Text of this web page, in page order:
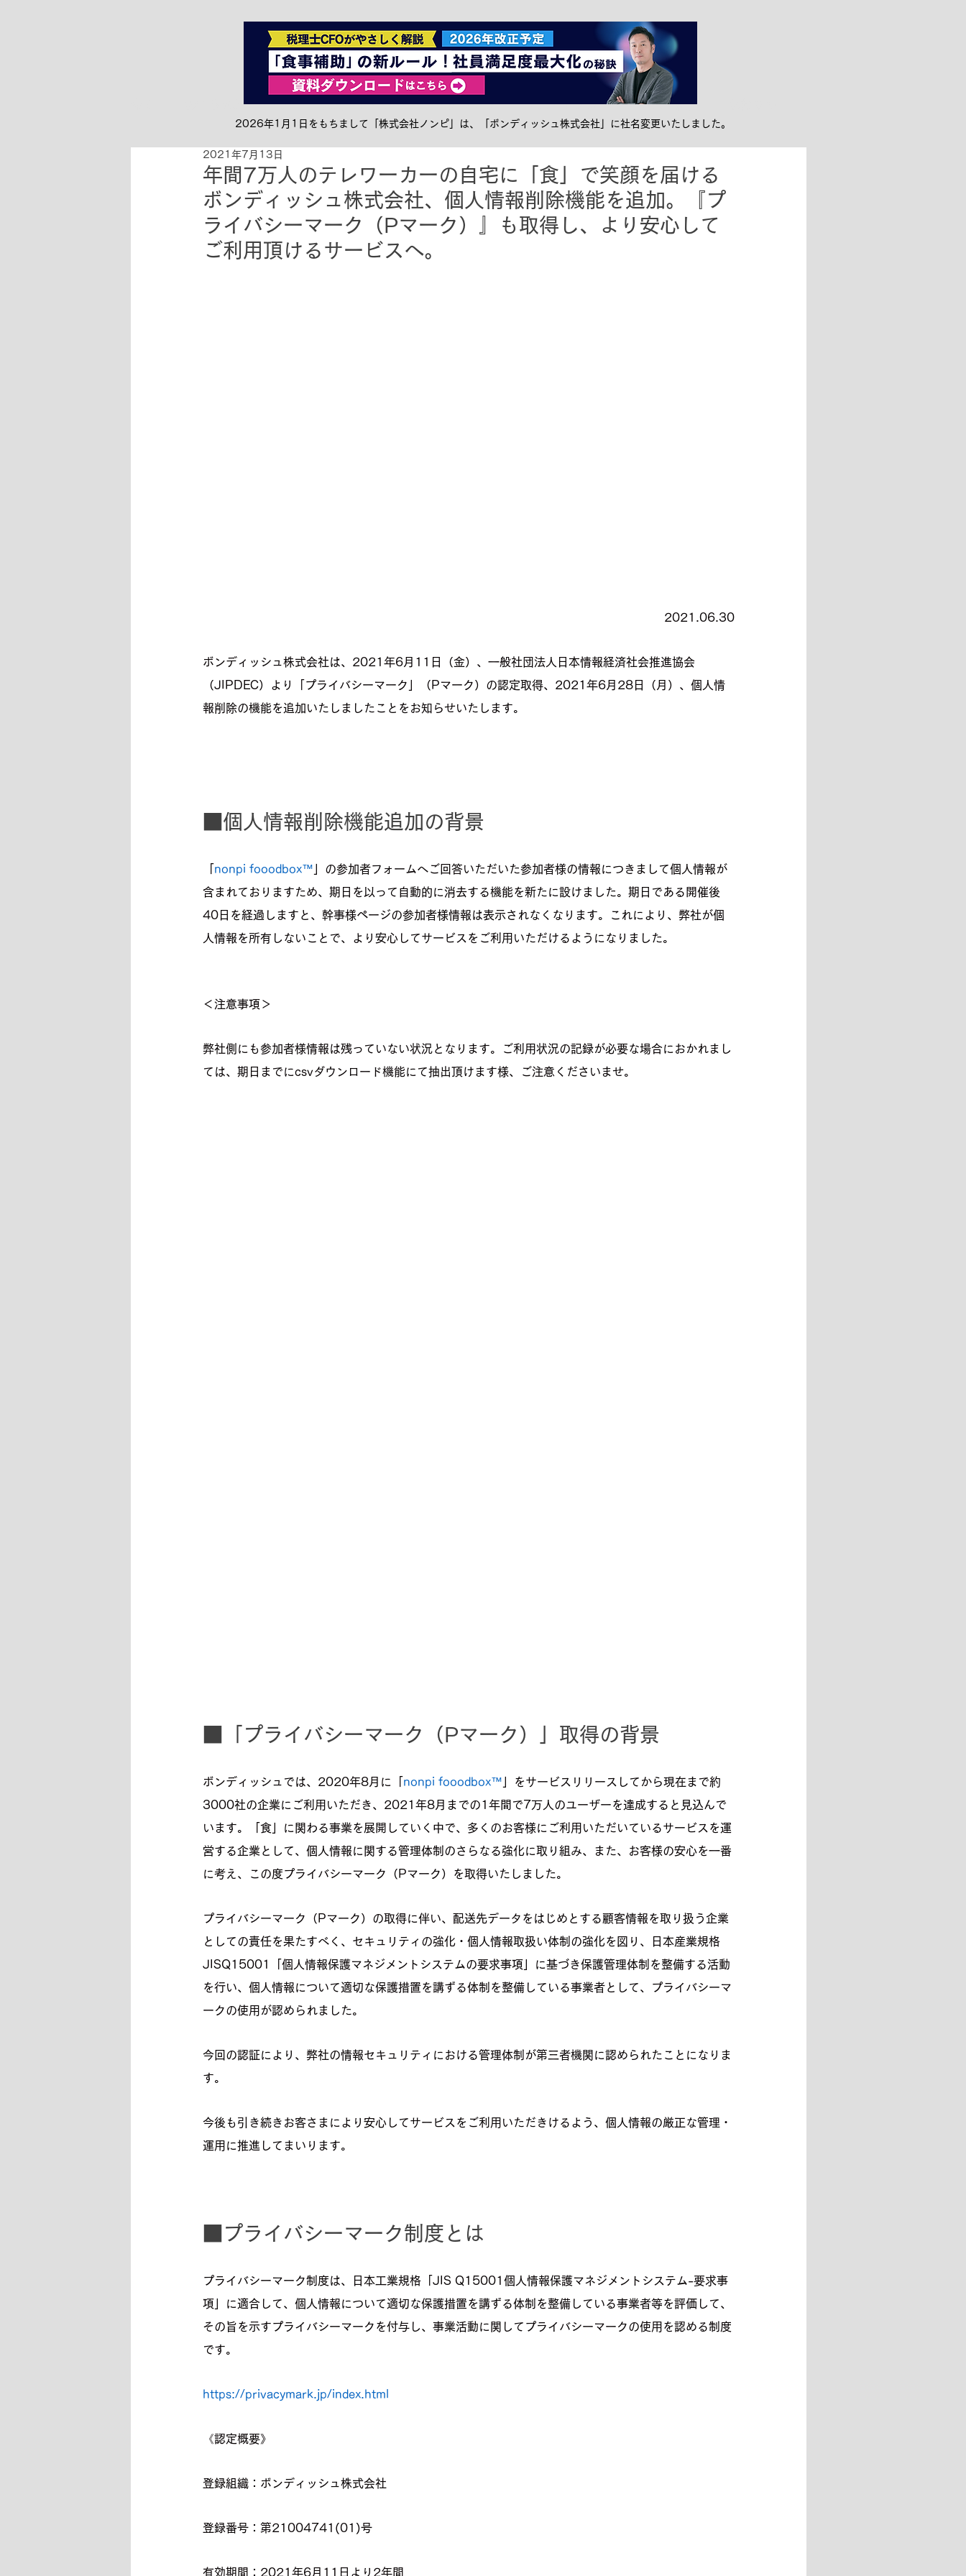
お知らせ&リリース 社食トピック ケータリング サステナブル メンバー紹介
年間7万人のテレワーカーの自宅に「食」で笑顔を届ける
ボンディッシュ株式会社、個人情報削除機能を追加。『プ
ライバシーマーク（Pマーク）』も取得し、より安心して
ご利用頂けるサービスへ。
2021年7月13日
2021.06.30
ボンディッシュ株式会社は、2021年6月11日（金）、一般社団法人日本情報経済社会推進協会
（JIPDEC）より「プライバシーマーク」（Pマーク）の認定取得、2021年6月28日（月）、個人情
報削除の機能を追加いたしましたことをお知らせいたします。
■個人情報削除機能追加の背景
nonpi fooodbox™ 」の参加者フォームへご回答いただいた参加者様の情報につきまして個人情報が
含まれておりますため、期日を以って自動的に消去する機能を新たに設けました。期日である開催後
40日を経過しますと、幹事様ページの参加者様情報は表示されなくなります。これにより、弊社が個
人情報を所有しないことで、より安心してサービスをご利用いただけるようになりました。
＜注意事項＞
弊社側にも参加者様情報は残っていない状況となります。ご利用状況の記録が必要な場合におかれまし
ては、期日までにcsvダウンロード機能にて抽出頂けます様、ご注意くださいませ。
■「プライバシーマーク（Pマーク）」取得の背景
ボンディッシュでは、2020年8月に「 nonpi fooodbox™ 」をサービスリリースしてから現在まで約
3000社の企業にご利用いただき、2021年8月までの1年間で7万人のユーザーを達成すると見込んで
います。「食」に関わる事業を展開していく中で、多くのお客様にご利用いただいているサービスを運
営する企業として、個人情報に関する管理体制のさらなる強化に取り組み、また、お客様の安心を一番
に考え、この度プライバシーマーク（Pマーク）を取得いたしました。
プライバシーマーク（Pマーク）の取得に伴い、配送先データをはじめとする顧客情報を取り扱う企業
としての責任を果たすべく、セキュリティの強化・個人情報取扱い体制の強化を図り、日本産業規格
JISQ15001「個人情報保護マネジメントシステムの要求事項」に基づき保護管理体制を整備する活動
を行い、個人情報について適切な保護措置を講ずる体制を整備している事業者として、プライバシーマ
ークの使用が認められました。
今回の認証により、弊社の情報セキュリティにおける管理体制が第三者機関に認められたことになりま
す。
今後も引き続きお客さまにより安心してサービスをご利用いただきけるよう、個人情報の厳正な管理・
運用に推進してまいります。
■プライバシーマーク制度とは
プライバシーマーク制度は、日本工業規格「JIS Q15001個人情報保護マネジメントシステム-要求事
項」に適合して、個人情報について適切な保護措置を講ずる体制を整備している事業者等を評価して、
その旨を示すプライバシーマークを付与し、事業活動に関してプライバシーマークの使用を認める制度
です。
https://privacymark.jp/index.html
《認定概要》
登録組織：ボンディッシュ株式会社
登録番号：第21004741(01)号
有効期間：2021年6月11日より2年間
2026年1月1日をもちまして「株式会社ノンピ」は、「ボンディッシュ株式会社」に社名変更いたしました。